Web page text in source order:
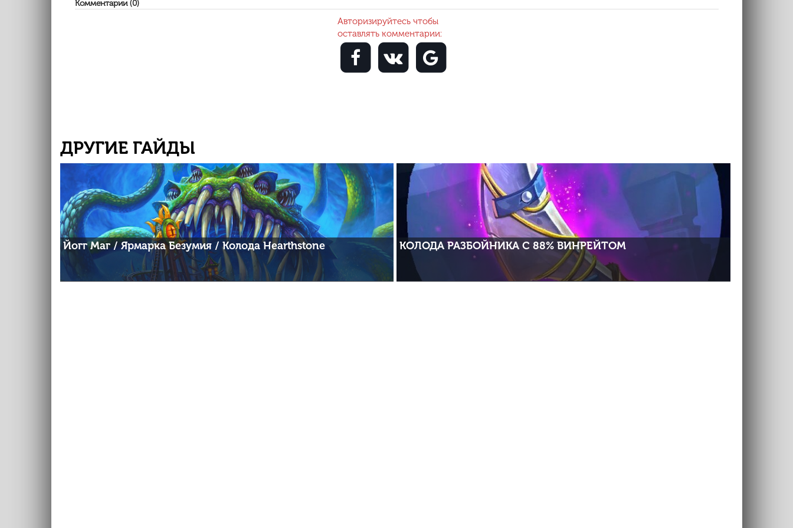
Комментарии (0)
Авторизируйтесь чтобы
оставлять комментарии:
ДРУГИЕ ГАЙДЫ
Йогг Маг / Ярмарка Безумия / Колода Hearthstone КОЛОДА РАЗБОЙНИКА С 88% ВИНРЕЙТОМ